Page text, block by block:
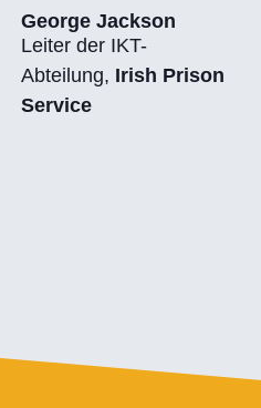
George Jackson
Leiter der IKT-
Abteilung, Irish Prison
Service